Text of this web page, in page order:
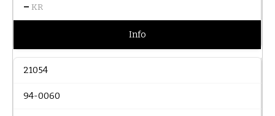
– KR
Info
21054
94-0060